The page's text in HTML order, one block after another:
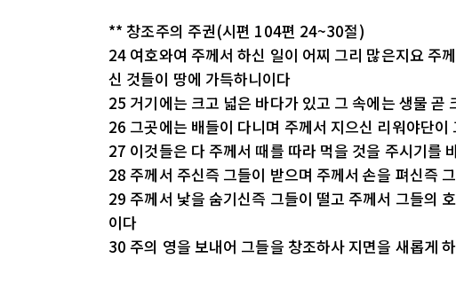
** 창조주의 주권(시편 104편 24~30절)
24 여호와여 주께서 하신 일이 어찌 그리 많은지요 주
신 것들이 땅에 가득하니이다
25 거기에는 크고 넓은 바다가 있고 그 속에는 생물 곧
26 그곳에는 배들이 다니며 주께서 지으신 리워야단이
27 이것들은 다 주께서 때를 따라 먹을 것을 주시기를
28 주께서 주신즉 그들이 받으며 주께서 손을 펴신즉
29 주께서 낯을 숨기신즉 그들이 떨고 주께서 그들의
이다
30 주의 영을 보내어 그들을 창조하사 지면을 새롭게